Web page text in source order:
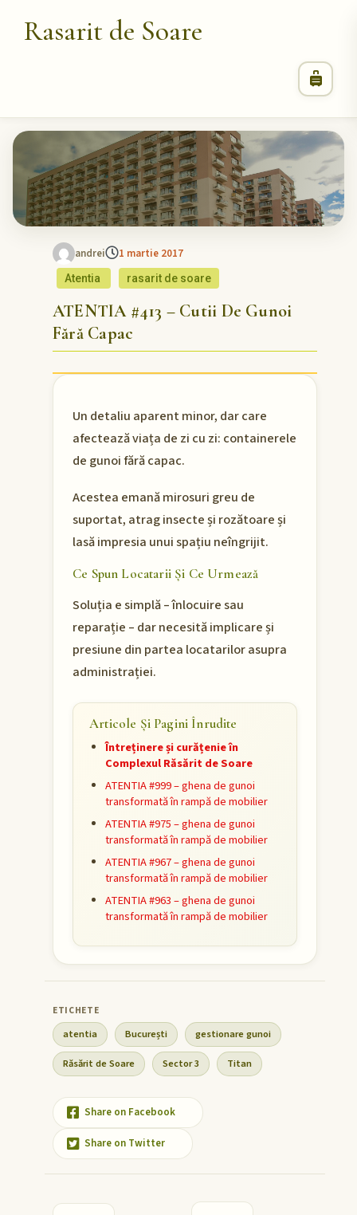
Rasarit de Soare
andrei 1 martie 2017
Atentia rasarit de soare
ATENTIA #413 – Cutii De Gunoi
Fără Capac
Un detaliu aparent minor, dar care
afectează viața de zi cu zi: containerele
de gunoi fără capac.
Acestea emană mirosuri greu de
suportat, atrag insecte și rozătoare și
lasă impresia unui spațiu neîngrijit.
Ce Spun Locatarii Și Ce Urmează
Soluția e simplă – înlocuire sau
reparație – dar necesită implicare și
presiune din partea locatarilor asupra
administrației.
Articole Și Pagini Înrudite
Întreținere și curățenie în
Complexul Răsărit de Soare
ATENTIA #999 – ghena de gunoi
transformată în rampă de mobilier
ATENTIA #975 – ghena de gunoi
transformată în rampă de mobilier
ATENTIA #967 – ghena de gunoi
transformată în rampă de mobilier
ATENTIA #963 – ghena de gunoi
transformată în rampă de mobilier
atentia București gestionare gunoi
Răsărit de Soare Sector 3 Titan
Share on Facebook
Share on Twitter